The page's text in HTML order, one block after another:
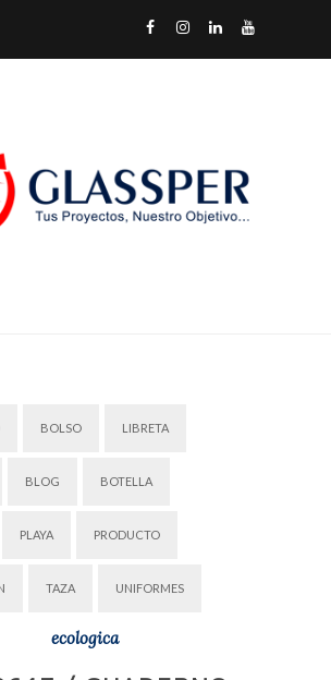
BOLSO LIBRETA
BLOG BOTELLA
PLAYA PRODUCTO
TAZA UNIFORMES
ecologica